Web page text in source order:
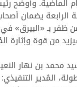
الماضية. وأوضح
الرابعة يضمان
ظفر بـ «البيرق»
من قوة وإثارة
محمد بن نهار
المُدير